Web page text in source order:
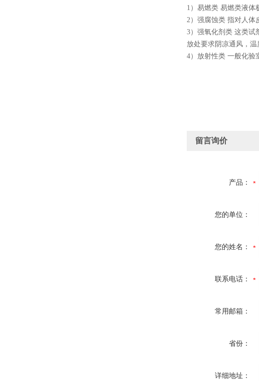
1 ）易燃类 易燃类液体
2）强腐蚀类 指对人体
3）强氧化剂类 这类试
放处要求阴凉通风，温
4）放射性类 一般化验
留言询价
产品：
您的单位：
您的姓名：
联系电话：
常用邮箱：
省份：
详细地址：